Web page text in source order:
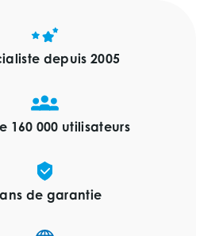
un ou deux morceaux de
une solution rapide et
plus importantes, une galerie
choix.
depuis 2005
160 000 utilisateurs
de garantie